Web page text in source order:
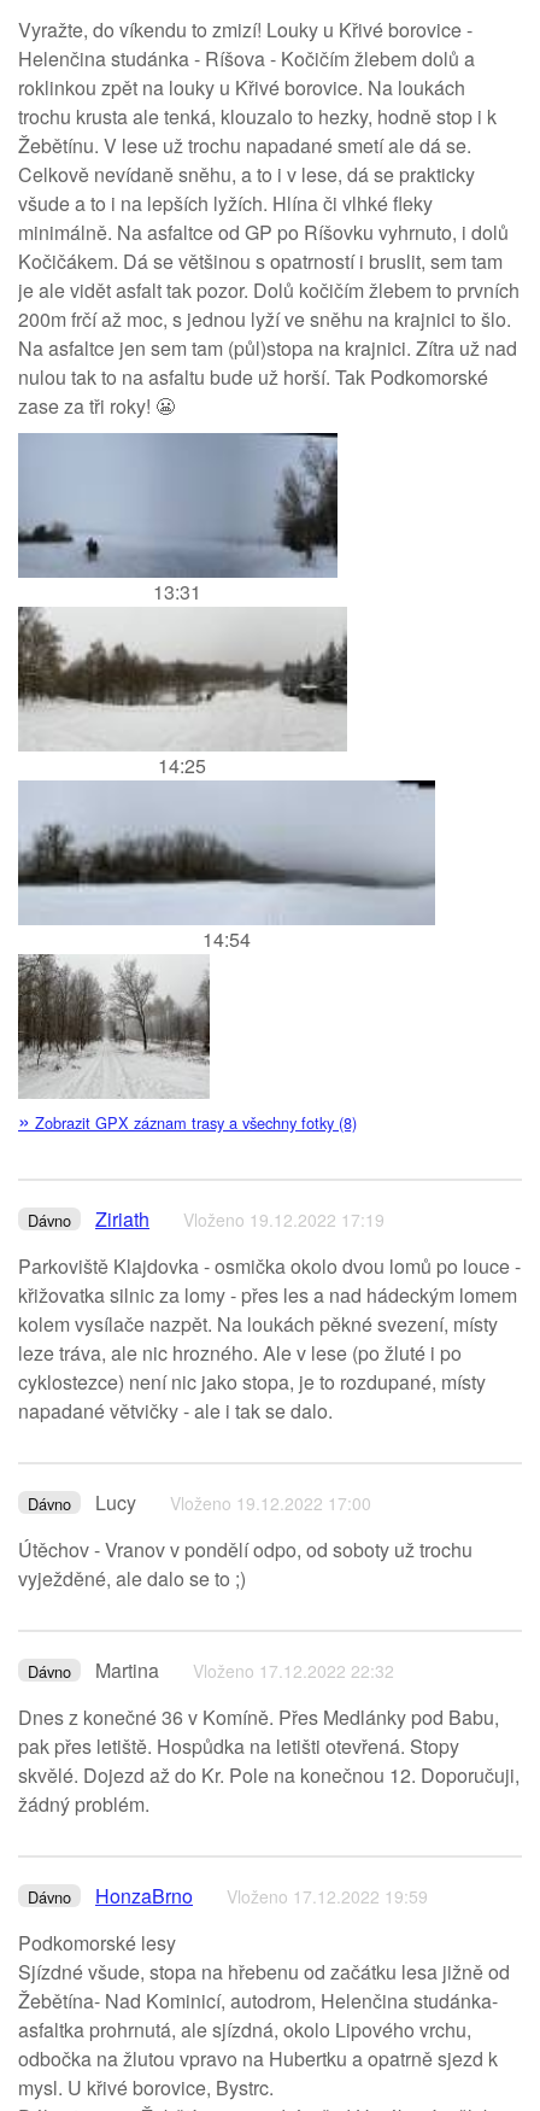
Vyražte, do víkendu to zmizí! Louky u Křivé borovice -
Helenčina studánka - Ríšova - Kočičím žlebem dolů a
roklinkou zpět na louky u Křivé borovice. Na loukách
trochu krusta ale tenká, klouzalo to hezky, hodně stop i k
Žebětínu. V lese už trochu napadané smetí ale dá se.
Celkově nevídaně sněhu, a to i v lese, dá se prakticky
všude a to i na lepších lyžích. Hlína či vlhké fleky
minimálně. Na asfaltce od GP po Ríšovku vyhrnuto, i dolů
Kočičákem. Dá se většinou s opatrností i bruslit, sem tam
je ale vidět asfalt tak pozor. Dolů kočičím žlebem to prvních
200m frčí až moc, s jednou lyží ve sněhu na krajnici to šlo.
Na asfaltce jen sem tam (půl)stopa na krajnici. Zítra už nad
nulou tak to na asfaltu bude už horší. Tak Podkomorské
zase za tři roky! 😬
13:31
14:25
14:54
» Zobrazit GPX záznam trasy a všechny fotky (8)
Dávno Ziriath Vloženo 19.12.2022 17:19
Parkoviště Klajdovka - osmička okolo dvou lomů po louce -
křižovatka silnic za lomy - přes les a nad hádeckým lomem
kolem vysílače nazpět. Na loukách pěkné svezení, místy
leze tráva, ale nic hrozného. Ale v lese (po žluté i po
cyklostezce) není nic jako stopa, je to rozdupané, místy
napadané větvičky - ale i tak se dalo.
Dávno Lucy Vloženo 19.12.2022 17:00
Útěchov - Vranov v pondělí odpo, od soboty už trochu
vyježděné, ale dalo se to ;)
Dávno Martina Vloženo 17.12.2022 22:32
Dnes z konečné 36 v Komíně. Přes Medlánky pod Babu,
pak přes letiště. Hospůdka na letišti otevřená. Stopy
skvělé. Dojezd až do Kr. Pole na konečnou 12. Doporučuji,
žádný problém.
Dávno HonzaBrno Vloženo 17.12.2022 19:59
Podkomorské lesy
Sjízdné všude, stopa na hřebenu od začátku lesa jižně od
Žebětína- Nad Kominicí, autodrom, Helenčina studánka-
asfaltka prohrnutá, ale sjízdná, okolo Lipového vrchu,
odbočka na žlutou vpravo na Hubertku a opatrně sjezd k
mysl. U křivé borovice, Bystrc.